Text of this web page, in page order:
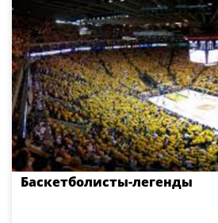
Баскетболисты-легенды